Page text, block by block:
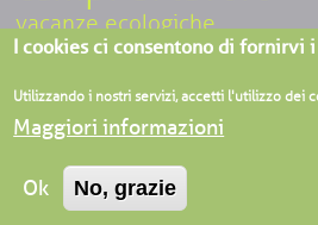
vacanze ecologiche
ecoturismo sociale
inclusione
ALEKOSLAB associazione APS -
Granara 38/a, 43050, Valmozzola (PR) -
92171100347 -
I cookies ci consentono di fornirvi
Utilizzando i nostri servizi, accetti l'utilizzo dei
Maggiori informazioni
Ok No, grazie